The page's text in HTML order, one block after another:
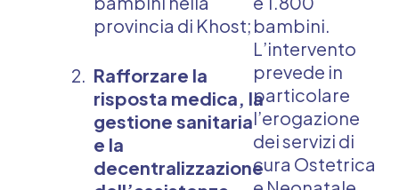
provincia di Khost;
Rafforzare la
risposta medica, la
gestione sanitaria
e la
decentralizzazione
bambini.
L’intervento
prevede in
particolare
l’erogazione
dei servizi di
cura Ostetrica